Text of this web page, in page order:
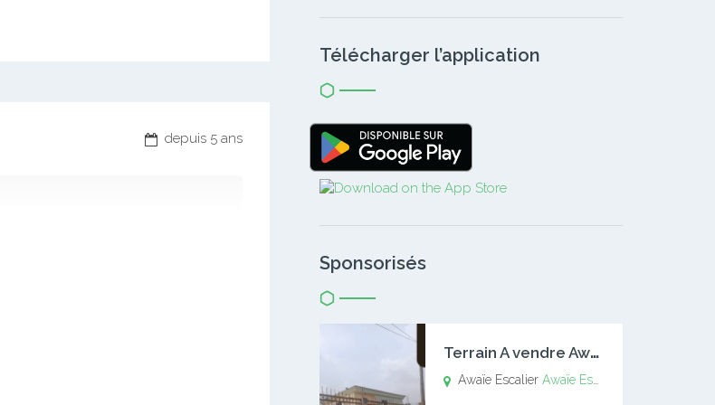
depuis 5 ans
Télécharger l’application
Sponsorisés
T
errain A vendre Awaïe Escalier
Awaïe EscalierAwaïe Escalier